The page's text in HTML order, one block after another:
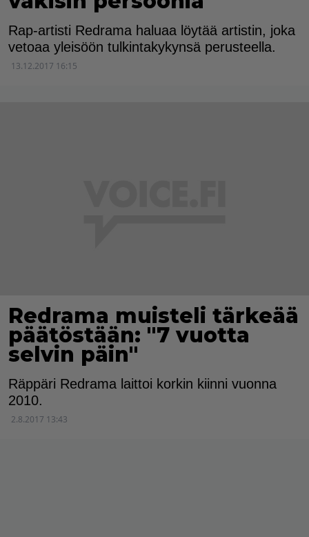
Rap-artisti Redrama haluaa löytää artistin, joka
vetoaa yleisöön tulkintakykynsä perusteella.
13.12.2017 16:15
Redrama muisteli tärkeää
päätöstään: "7 vuotta
selvin päin"
Räppäri Redrama laittoi korkin kiinni vuonna
2010.
2.8.2017 13:43